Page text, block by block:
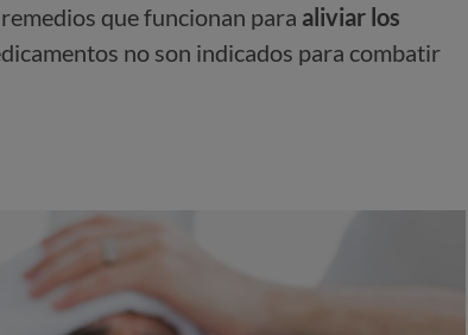
que funcionan para aliviar los
no son indicados para combatir